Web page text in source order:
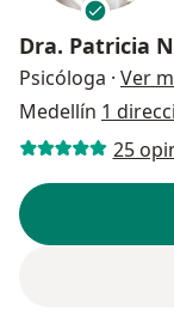
Dra. Patricia
Psicóloga · Ver
Medellín 1
25